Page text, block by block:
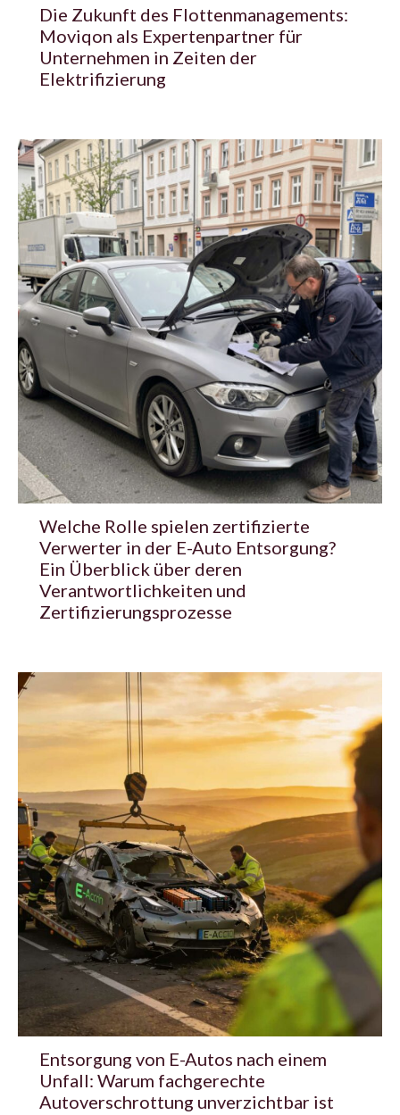
Die Zukunft des Flottenmanagements:
Moviqon als Expertenpartner für
Unternehmen in Zeiten der
Elektrifizierung
Welche Rolle spielen zertifizierte
Verwerter in der E-Auto Entsorgung?
Ein Überblick über deren
Verantwortlichkeiten und
Zertifizierungsprozesse
Entsorgung von E-Autos nach einem
Unfall: Warum fachgerechte
Autoverschrottung unverzichtbar ist